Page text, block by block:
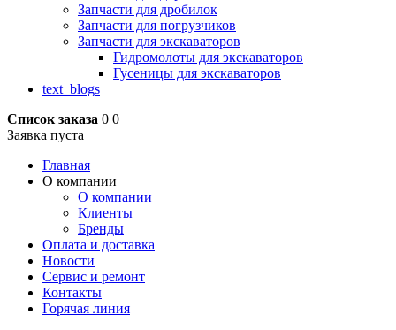
Запчасти для дробилок
Запчасти для погрузчиков
Запчасти для экскаваторов
Гидромолоты для экскаваторов
Гусеницы для экскаваторов
text_blogs
Список заказа 0 0
Заявка пуста
Главная
О компании
О компании
Клиенты
Бренды
Оплата и доставка
Новости
Сервис и ремонт
Контакты
Горячая линия